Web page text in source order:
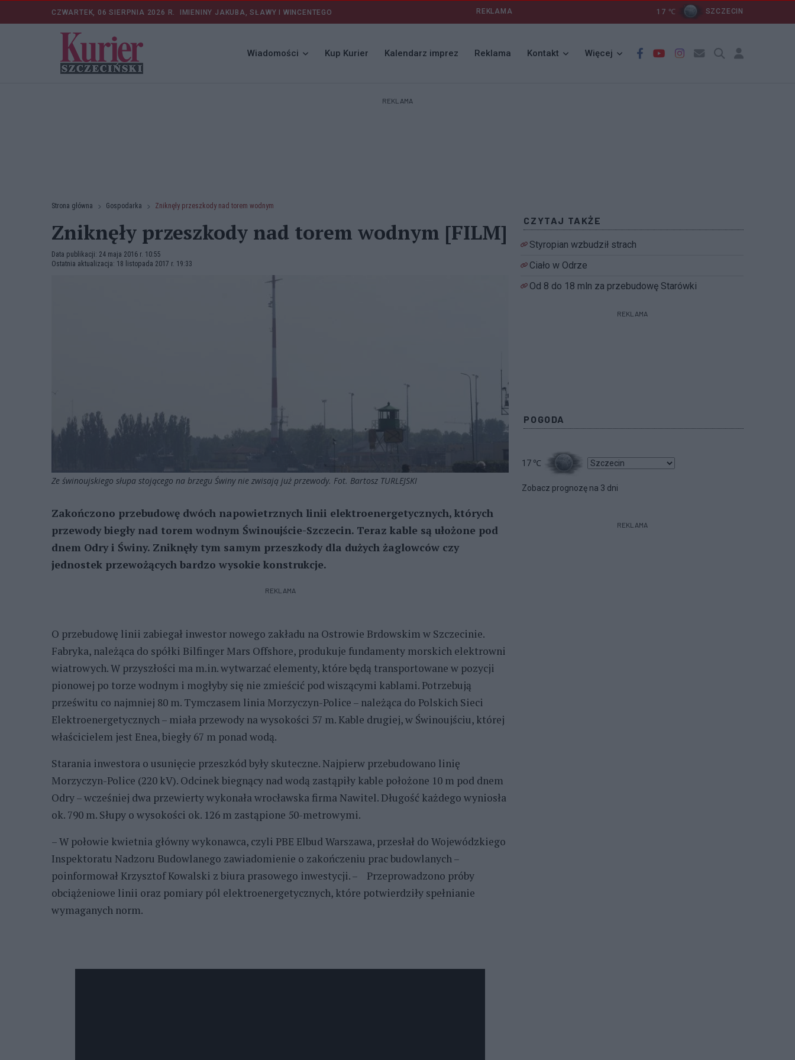
CZWARTEK, 06 SIERPNIA 2026 R. IMIENINY JAKUBA, SŁAWY I WINCENTEGO REKLAMA 17 ℃ SZCZECIN
Wiadomości Kup Kurier Kalendarz imprez Reklama Kontakt Więcej
REKLAMA
Strona główna Gospodarka Zniknęły przeszkody nad torem wodnym
Zniknęły przeszkody nad torem wodnym [FILM]
Data publikacji: 24 maja 2016 r. 10:55
Ostatnia aktualizacja: 18 listopada 2017 r. 19:33
Ze świnoujskiego słupa stojącego na brzegu Świny nie zwisają już przewody. Fot. Bartosz TURLEJSKI
Zakończono przebudowę dwóch napowietrznych linii elektroenergetycznych, których
przewody biegły nad torem wodnym Świnoujście-Szczecin. Teraz kable są ułożone pod
dnem Odry i Świny. Zniknęły tym samym przeszkody dla dużych żaglowców czy
jednostek przewożących bardzo wysokie konstrukcje.
REKLAMA
O przebudowę linii zabiegał inwestor nowego zakładu na Ostrowie Brdowskim w Szczecinie.
Fabryka, należąca do spółki Bilfinger Mars Offshore, produkuje fundamenty morskich elektrowni
wiatrowych. W przyszłości ma m.in. wytwarzać elementy, które będą transportowane w pozycji
pionowej po torze wodnym i mogłyby się nie zmieścić pod wiszącymi kablami. Potrzebują
prześwitu co najmniej 80 m. Tymczasem linia Morzyczyn-Police – należąca do Polskich Sieci
Elektroenergetycznych – miała przewody na wysokości 57 m. Kable drugiej, w Świnoujściu, której
właścicielem jest Enea, biegły 67 m ponad wodą.
Starania inwestora o usunięcie przeszkód były skuteczne. Najpierw przebudowano linię
Morzyczyn-Police (220 kV). Odcinek biegnący nad wodą zastąpiły kable położone 10 m pod dnem
Odry – wcześniej dwa przewierty wykonała wrocławska firma Nawitel. Długość każdego wyniosła
ok. 790 m. Słupy o wysokości ok. 126 m zastąpione 50-metrowymi.
– W połowie kwietnia główny wykonawca, czyli PBE Elbud Warszawa, przesłał do Wojewódzkiego
Inspektoratu Nadzoru Budowlanego zawiadomienie o zakończeniu prac budowlanych –
poinformował Krzysztof Kowalski z biura prasowego inwestycji. – Przeprowadzono próby
obciążeniowe linii oraz pomiary pól elektroenergetycznych, które potwierdziły spełnianie
wymaganych norm.
CZYTAJ TAKŻE
Styropian wzbudził strach
Ciało w Odrze
Od 8 do 18 mln za przebudowę Starówki
REKLAMA
POGODA
17 ℃
Zobacz prognozę na 3 dni
REKLAMA